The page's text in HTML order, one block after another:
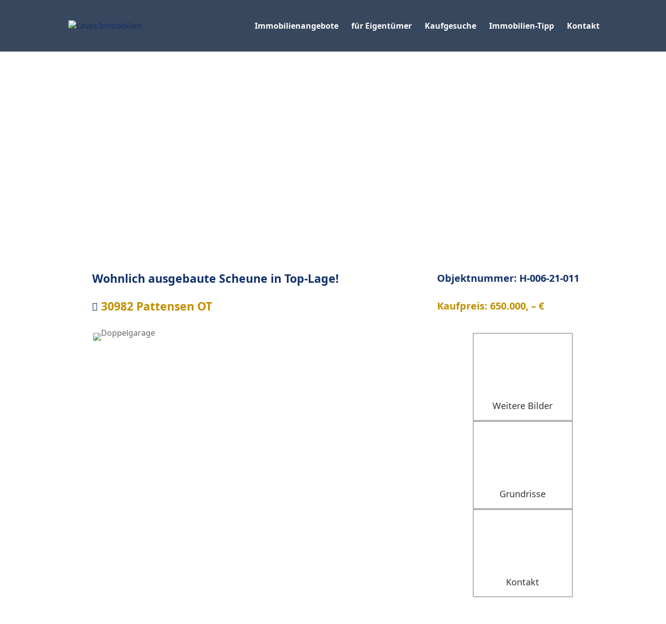
Immobilienangebote für Eigentümer Kaufgesuche Immobilien-Tipp Kontakt
Wohnlich ausgebaute Scheune in Top-Lage!
 30982 Pattensen OT
Objektnummer: H-006-21-011
Kaufpreis: 650.000, – €
Weitere Bilder
Grundrisse
Kontakt